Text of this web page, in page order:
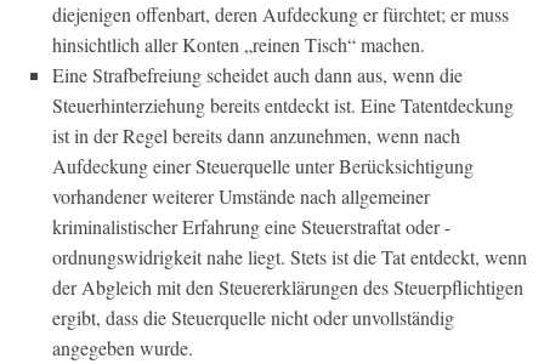
diejenigen offenbart, deren Aufdeckung er fürchtet; er muss
hinsichtlich aller Konten „reinen Tisch“ machen.
Eine Strafbefreiung scheidet auch dann aus, wenn die
Steuerhinterziehung bereits entdeckt ist. Eine Tatentdeckung
ist in der Regel bereits dann anzunehmen, wenn nach
Aufdeckung einer Steuerquelle unter Berücksichtigung
vorhandener weiterer Umstände nach allgemeiner
kriminalistischer Erfahrung eine Steuerstraftat oder -
ordnungswidrigkeit nahe liegt. Stets ist die Tat entdeckt, wenn
der Abgleich mit den Steuererklärungen des Steuerpflichtigen
ergibt, dass die Steuerquelle nicht oder unvollständig
angegeben wurde.